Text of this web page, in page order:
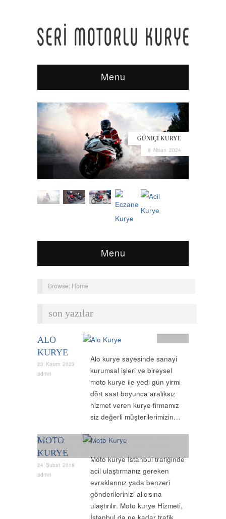
Menu
GÜNIÇI KURYE
8 Nisan 2024
Menu
Browse: Home
son yazılar
ALO
KURYE
23 Kasım 2023
admin
Alo kurye sayesinde sanayi
kurumsal işleri ve bireysel
moto kurye ile yedi gün yirmi
dört saat boyunca aralıksız
hizmet veren kurye firmamız
siz değerli müşterilerimizin…
MOTO
KURYE
24 Şubat 2018
admin
Acil Kurye Arabalı Kurye, Blog,Express-Kurye
Kurye,İstanbul Moto Kurye , , Moto Kurye
Nöbetçi
Kurye,Normal Kurye Özel Kurye Vip Kurye
Yurtiiçi Kurye
Moto kurye İstanbul trafiğinde
acil ulaştırmanız gereken
evraklarınız yada benzeri
gönderilerinizi alıcısına
ulaştırılır. Moto kurye Hizmeti,